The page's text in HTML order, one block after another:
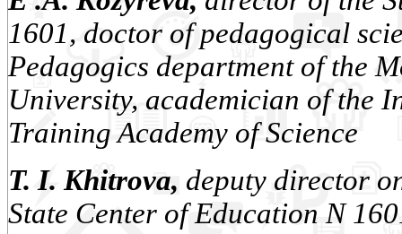
1601, doctor of pedagogical
Pedagogics department of the
University, academician of the
Training Academy of Science
T. I. Khitrova, deputy director
State Center of Education N